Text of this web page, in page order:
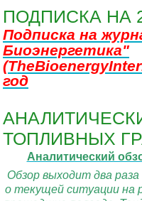
ПОДПИСКА НА
Подписка на
Биоэнергетика"
год
ТОПЛИВНЫХ
Аналитический
Обзор выходит два
о текущей ситуации на